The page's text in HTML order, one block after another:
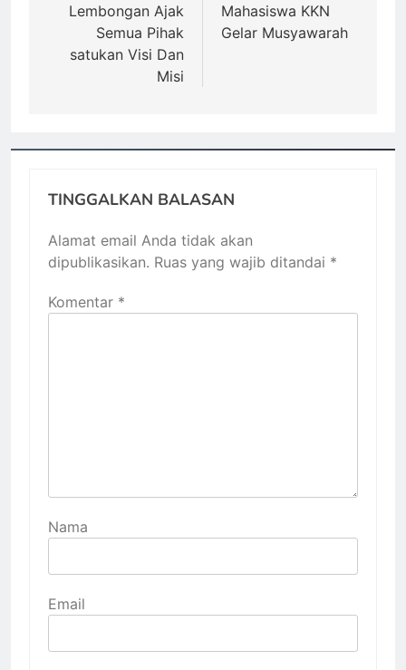
Lembongan Ajak
Semua Pihak
satukan Visi Dan
Misi
Mahasiswa KKN
Gelar Musyawarah
TINGGALKAN BALASAN
Alamat email Anda tidak akan
dipublikasikan. Ruas yang wajib ditandai *
Komentar *
Nama
Email